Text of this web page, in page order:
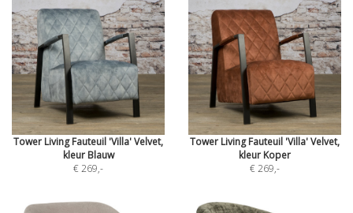
Tower Living Fauteuil 'Villa' Velvet,
kleur Blauw
€ 269,-
Tower Living Fauteuil 'Villa' Velvet,
kleur Koper
€ 269,-